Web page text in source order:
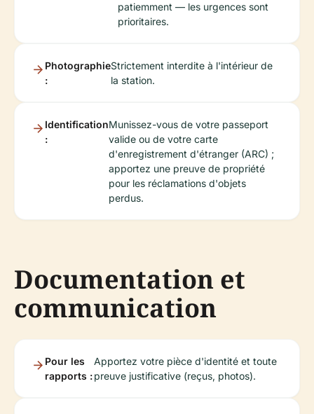
patiemment — les urgences sont
prioritaires.
Photographie
:
Strictement interdite à l'intérieur de
la station.
Identification
:
Munissez-vous de votre passeport
valide ou de votre carte
d'enregistrement d'étranger (ARC) ;
apportez une preuve de propriété
pour les réclamations d'objets
perdus.
Documentation et
communication
Pour les
rapports :
Apportez votre pièce d'identité et toute
preuve justificative (reçus, photos).